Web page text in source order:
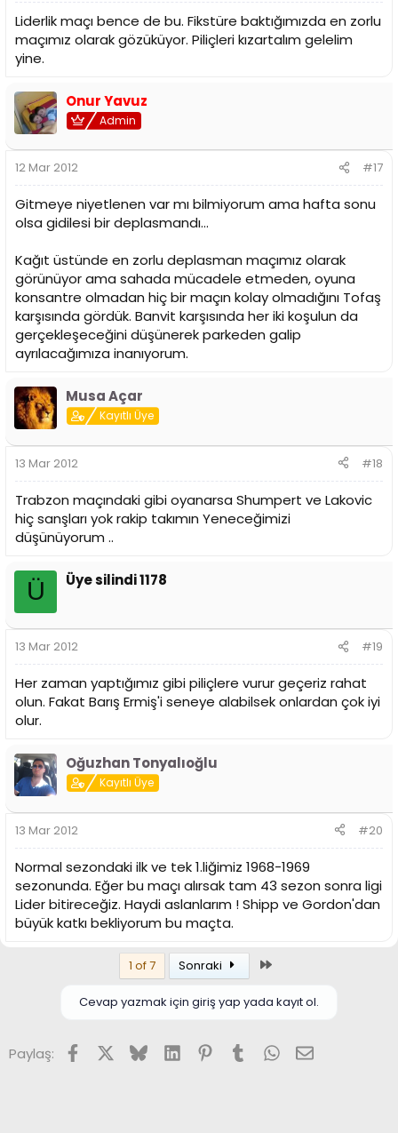
Liderlik maçı bence de bu. Fikstüre baktığımızda en zorlu
maçımız olarak gözüküyor. Piliçleri kızartalım gelelim
yine.
Onur Yavuz
Admin
12 Mar 2012 #17
Gitmeye niyetlenen var mı bilmiyorum ama hafta sonu
olsa gidilesi bir deplasmandı...
Kağıt üstünde en zorlu deplasman maçımız olarak
görünüyor ama sahada mücadele etmeden, oyuna
konsantre olmadan hiç bir maçın kolay olmadığını Tofaş
karşısında gördük. Banvit karşısında her iki koşulun da
gerçekleşeceğini düşünerek parkeden galip
ayrılacağımıza inanıyorum.
Musa Açar
Kayıtlı Üye
13 Mar 2012 #18
Trabzon maçındaki gibi oyanarsa Shumpert ve Lakovic
hiç sanşları yok rakip takımın Yeneceğimizi
düşünüyorum ..
Ü Üye silindi 1178
13 Mar 2012 #19
Her zaman yaptığımız gibi piliçlere vurur geçeriz rahat
olun. Fakat Barış Ermiş'i seneye alabilsek onlardan çok iyi
olur.
Oğuzhan Tonyalıoğlu
Kayıtlı Üye
13 Mar 2012 #20
Normal sezondaki ilk ve tek 1.liğimiz 1968-1969
sezonunda. Eğer bu maçı alırsak tam 43 sezon sonra ligi
Lider bitireceğiz. Haydi aslanlarım ! Shipp ve Gordon'dan
büyük katkı bekliyorum bu maçta.
1 of 7 Sonraki
Cevap yazmak için giriş yap yada kayıt ol.
Paylaş: FacebookX (Twitter)
BlueskyLinkedInPinterest
TumblrWhatsApp
E-posta